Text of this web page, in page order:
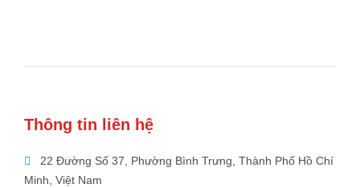
Thông tin liên hệ
22 Đường Số 37, Phường Bình Trưng, Thành Phố Hồ Chí
Minh, Việt Nam